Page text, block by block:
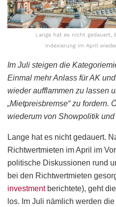
Lange hat es nicht gedauert,
Indexierung im April
Im Juli steigen die
Einmal mehr Anlass für AK
wieder aufflammen zu lassen
„Mietpreisbremse“ zu fordern.
wiederum von Showpolitik
Lange hat es nicht gedauert.
Richtwertmieten im April im
politische Diskussionen rund
bei den Richtwertmieten
investmentberichtete), geht
los. Im Juli nämlich werden